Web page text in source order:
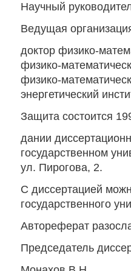
Научный
Ведущая
доктор физико-
физико-
физико-
энергетический
Защита состоится
дании
государственном
ул. Пирогова, 2.
С диссертацией
государственного
Автореферат
Председатель